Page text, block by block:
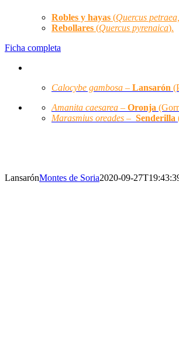
Robles y hayas (Quercus
Rebollares (Quercus pyrenaica).
Ficha completa
Calocybe gambosa – Lansarón
Amanita caesarea – Oronja
Marasmius oreades – Senderilla
LansarónMontes de Soria2020-09-